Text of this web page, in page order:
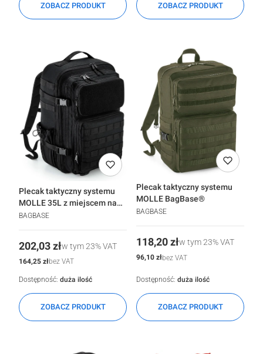
ZOBACZ PRODUKT ZOBACZ PRODUKT
Plecak taktyczny systemu
MOLLE 35L z miejscem na
laptopa 17" BagBase®
BAGBASE
Cena
202,03 złw tym23%VAT
Cena
164,25 złbez VAT
ZOBACZ PRODUKT
Dostępność: duża ilość
Plecak taktyczny systemu
MOLLE BagBase®
BAGBASE
Cena
118,20 złw tym23%VAT
Cena
96,10 złbez VAT
ZOBACZ PRODUKT
Dostępność: duża ilość